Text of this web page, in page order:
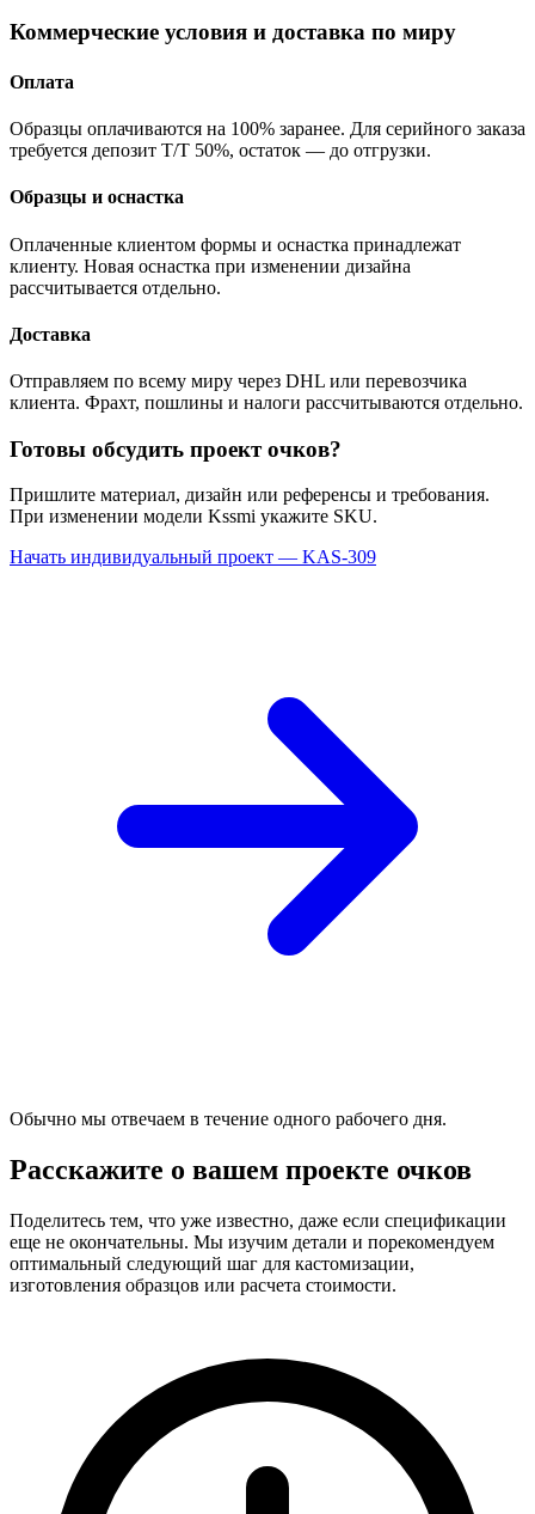
Коммерческие условия и доставка по миру
Оплата
Образцы оплачиваются на 100% заранее. Для серийного заказа
требуется депозит T/T 50%, остаток — до отгрузки.
Образцы и оснастка
Оплаченные клиентом формы и оснастка принадлежат
клиенту. Новая оснастка при изменении дизайна
рассчитывается отдельно.
Доставка
Отправляем по всему миру через DHL или перевозчика
клиента. Фрахт, пошлины и налоги рассчитываются отдельно.
Готовы обсудить проект очков?
Пришлите материал, дизайн или референсы и требования.
При изменении модели Kssmi укажите SKU.
Начать индивидуальный проект — KAS-309
Обычно мы отвечаем в течение одного рабочего дня.
Расскажите о вашем проекте очков
Поделитесь тем, что уже известно, даже если спецификации
еще не окончательны. Мы изучим детали и порекомендуем
оптимальный следующий шаг для кастомизации,
изготовления образцов или расчета стоимости.